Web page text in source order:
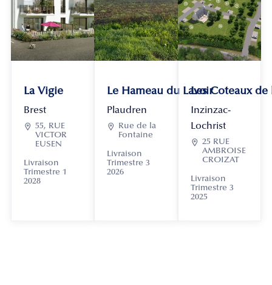
La Vigie
Brest
 55, RUE
VICTOR
EUSEN
Livraison
Trimestre 1
2028
Le Hameau du Lavoir
Plaudren

Rue de la
Fontaine
Livraison
Trimestre 3
2026
Les Coteaux
Inzinzac-
Lochrist
 25 RUE
AMBROISE
CROIZAT
Livraison
Trimestre 3
2025